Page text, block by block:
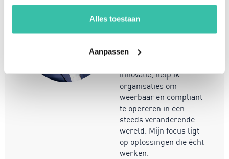
Alles toestaan
Aanpassen
Arjan Kremer
Mede-oprichter Perium
risicomanagement, ICT
innovatie, help ik
organisaties om
weerbaar en compliant
te opereren in een
steeds veranderende
wereld. Mijn focus ligt
op oplossingen die écht
werken.